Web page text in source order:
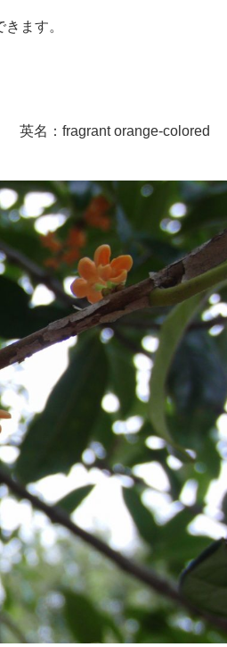
ます。
fragrant orange-colored